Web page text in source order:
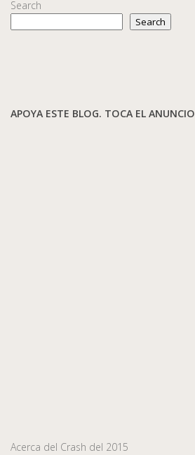
Search
Search
APOYA ESTE BLOG. TOCA EL ANUNCIO
Acerca del Crash del 2015